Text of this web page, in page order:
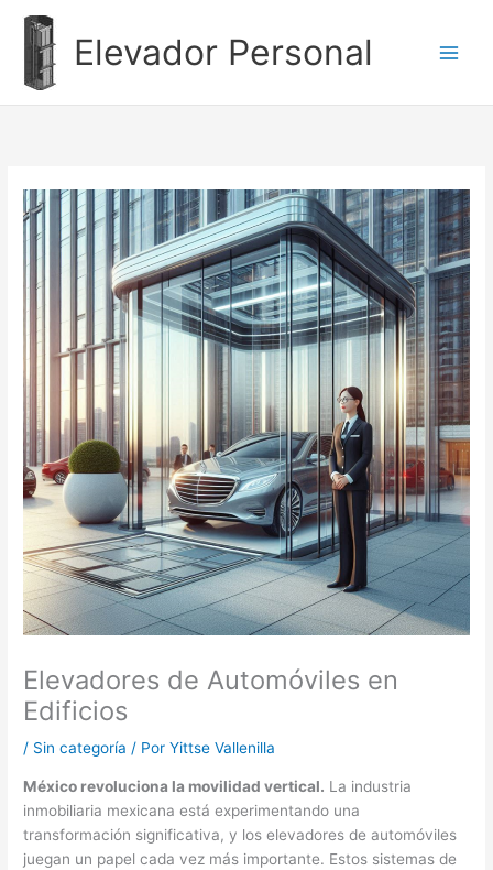
contenido
Elevador Personal
Elevadores de Automóviles en
Edificios
/ Sin categoría / PorYittse Vallenilla
México revoluciona la movilidad vertical. La industria
inmobiliaria mexicana está experimentando una
transformación significativa, y los elevadores de automóviles
juegan un papel cada vez más importante. Estos sistemas de